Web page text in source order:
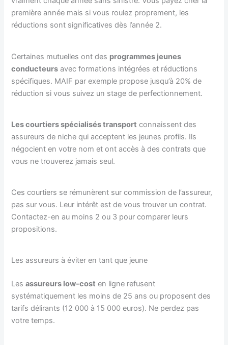
première année mais si vous roulez proprement, les
réductions sont significatives dès l’année 2.
Certaines mutuelles ont des programmes jeunes
conducteurs avec formations intégrées et réductions
spécifiques. MAIF par exemple propose jusqu’à 20% de
réduction si vous suivez un stage de perfectionnement.
Les courtiers spécialisés transport connaissent des
assureurs de niche qui acceptent les jeunes profils. Ils
négocient en votre nom et ont accès à des contrats que
vous ne trouverez jamais seul.
Ces courtiers se rémunèrent sur commission de l’assureur,
pas sur vous. Leur intérêt est de vous trouver un contrat.
Contactez-en au moins 2 ou 3 pour comparer leurs
propositions.
Les assureurs à éviter en tant que jeune
Lesassureurs low-cost en ligne refusent
systématiquement les moins de 25 ans ou proposent des
tarifs délirants (12 000 à 15 000 euros). Ne perdez pas
votre temps.